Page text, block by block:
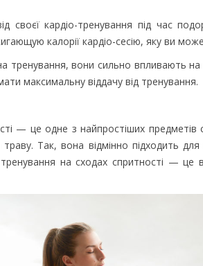
своєї кардіо-тренування під час
калорії кардіо-сесію, яку ви
тренування, вони сильно впливають
максимальну віддачу від тренування.
— це одне з найпростіших
Так, вона відмінно підходить
на сходах спритності —